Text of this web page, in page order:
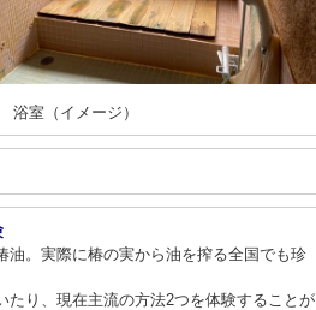
浴室（イメージ）
油。実際に椿の実から油を搾る全国でも珍
たり、現在主流の方法2つを体験することが